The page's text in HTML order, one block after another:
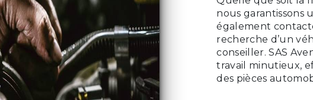
nous garantissons
également
recherche d’un
conseiller. SAS
travail minutieux,
des pièces